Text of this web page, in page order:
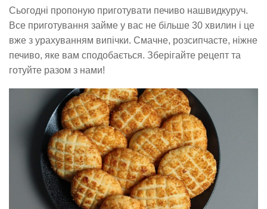
Сьогодні пропоную приготувати печиво нашвидкуруч.
Все приготування займе у вас не більше 30 хвилин і це
вже з урахуванням випічки. Смачне, розсипчасте, ніжне
печиво, яке вам сподобається. Зберігайте рецепт та
готуйте разом з нами!